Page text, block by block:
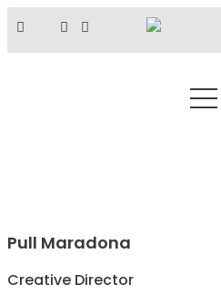
Pull Maradona
Creative Director